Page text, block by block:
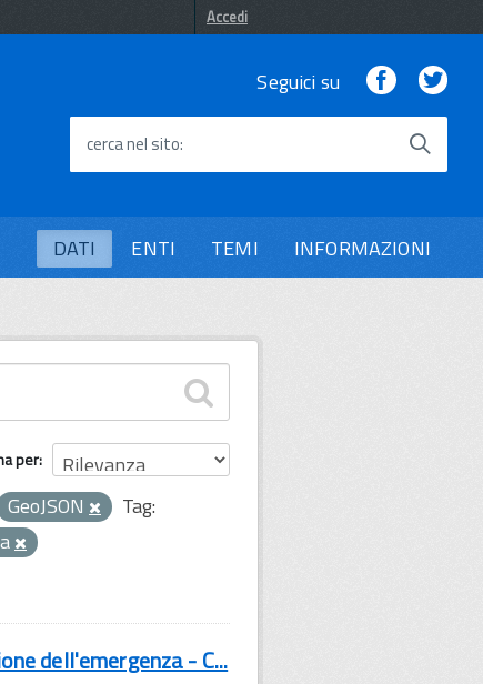
Accedi
Seguici su Facebook
cerca nel sito
DATI ENTI TEMI INFORMAZIONI
per
GeoJSON
Tag:
dell'emergenza - C...